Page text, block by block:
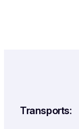
Transports: